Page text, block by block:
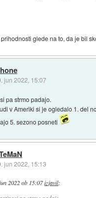
glede na to, da je bil
jun 2022, 15:07
pa strmo padajo.
v Ameriki si je ogledalo 1. del
5. sezono posneti
jun 2022, 15:13
2022 ob 15:07izjavil: